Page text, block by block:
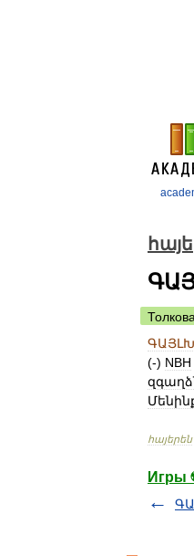
(-) NBH
հայերեն
Игры